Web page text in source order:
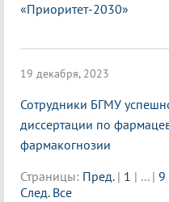
«Приоритет-2030»
19 декабря, 2023
Сотрудники БГМУ
диссертации по
фармакогнозии
Страницы: Пред. | 1 | ... | 9
След. Все